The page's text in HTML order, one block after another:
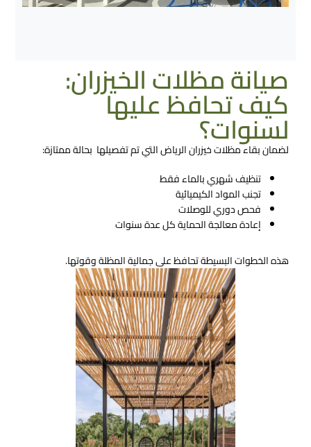
صيانة مظلات الخيزران:
كيف تحافظ عليها
لسنوات؟
لضمان بقاء مظلات خيزران الرياض التي تم تفصيلها بحالة ممتازة:
تنظيف شهري بالماء فقط
تجنب المواد الكيميائية
فحص دوري للوصلات
إعادة معالجة الحماية كل عدة سنوات
هذه الخطوات البسيطة تحافظ على جمالية المظلة وقوتها.